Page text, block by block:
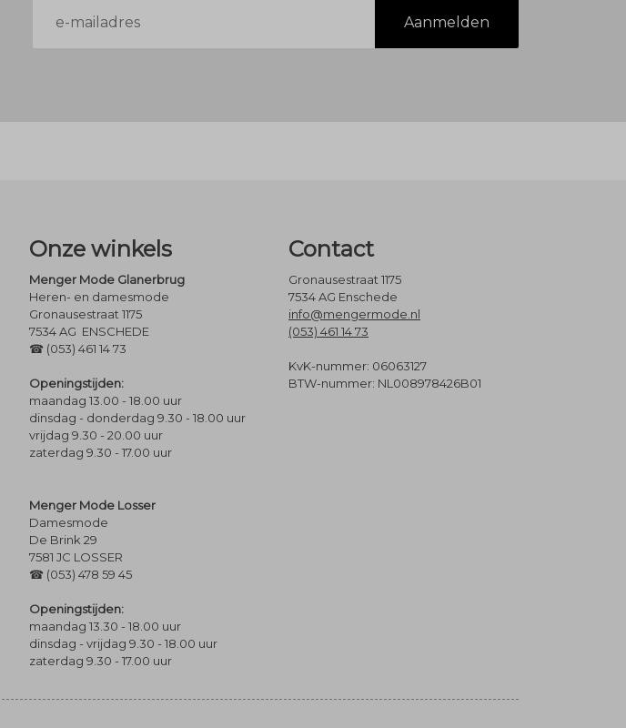
mailadres
Aanmelden
Onze winkels
Menger Mode Glanerbrug
Heren- en damesmode
Gronausestraat 1175
7534 AG ENSCHEDE
☎ (053) 461 14 73
Openingstijden:
maandag 13.00 - 18.00 uur
dinsdag - donderdag 9.30 - 18.00 uur
vrijdag 9.30 - 20.00 uur
zaterdag 9.30 - 17.00 uur
Menger Mode Losser
Damesmode
De Brink 29
7581 JC LOSSER
☎ (053) 478 59 45
Openingstijden:
maandag 13.30 - 18.00 uur
dinsdag - vrijdag 9.30 - 18.00 uur
zaterdag 9.30 - 17.00 uur
Contact
Gronausestraat 1175
7534 AG Enschede
info@mengermode.nl
(053) 461 14 73
KvK-nummer: 06063127
BTW-nummer: NL008978426B01